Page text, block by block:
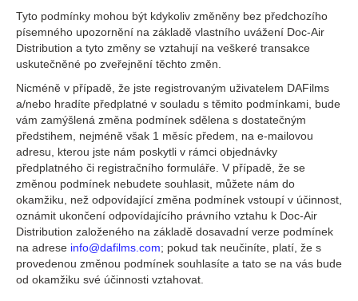
Tyto podmínky mohou být kdykoliv změněny bez předchozího
písemného upozornění na základě vlastního uvážení Doc-Air
Distribution a tyto změny se vztahují na veškeré transakce
uskutečněné po zveřejnění těchto změn.
Nicméně v případě, že jste registrovaným uživatelem DAFilms
a/nebo hradíte předplatné v souladu s těmito podmínkami, bude
vám zamýšlená změna podmínek sdělena s dostatečným
předstihem, nejméně však 1 měsíc předem, na e-mailovou
adresu, kterou jste nám poskytli v rámci objednávky
předplatného či registračního formuláře. V případě, že se
změnou podmínek nebudete souhlasit, můžete nám do
okamžiku, než odpovídající změna podmínek vstoupí v účinnost,
oznámit ukončení odpovídajícího právního vztahu k Doc-Air
Distribution založeného na základě dosavadní verze podmínek
na adrese info@dafilms.com; pokud tak neučiníte, platí, že s
provedenou změnou podmínek souhlasíte a tato se na vás bude
od okamžiku své účinnosti vztahovat.